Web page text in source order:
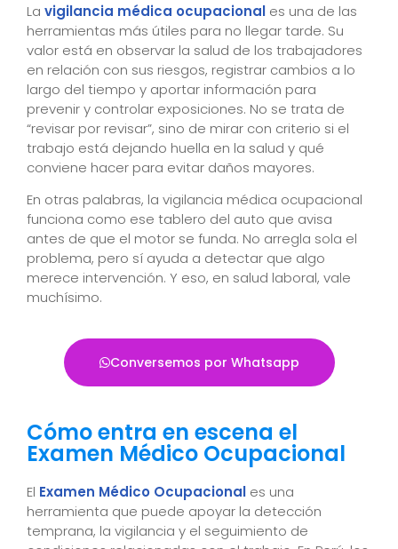
La vigilancia médica ocupacional es una de las
herramientas más útiles para no llegar tarde. Su
valor está en observar la salud de los trabajadores
en relación con sus riesgos, registrar cambios a lo
largo del tiempo y aportar información para
prevenir y controlar exposiciones. No se trata de
“revisar por revisar”, sino de mirar con criterio si el
trabajo está dejando huella en la salud y qué
conviene hacer para evitar daños mayores.
En otras palabras, la vigilancia médica ocupacional
funciona como ese tablero del auto que avisa
antes de que el motor se funda. No arregla sola el
problema, pero sí ayuda a detectar que algo
merece intervención. Y eso, en salud laboral, vale
muchísimo.
Conversemos por Whatsapp
Cómo entra en escena el
Examen Médico Ocupacional
El Examen Médico Ocupacional es una
herramienta que puede apoyar la detección
temprana, la vigilancia y el seguimiento de